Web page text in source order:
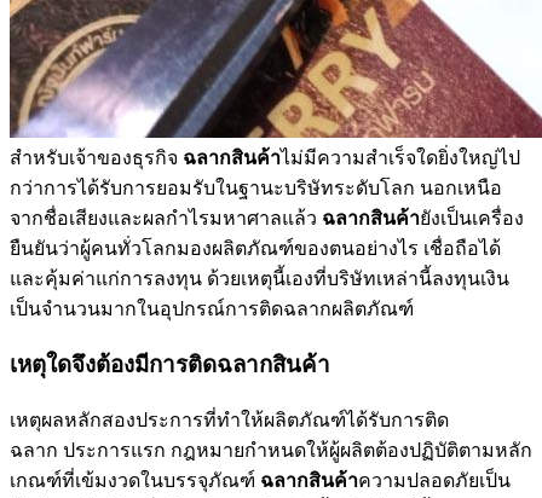
สำหรับเจ้าของธุรกิจ ฉลากสินค้าไม่มีความสำเร็จใดยิ่งใหญ่ไป
กว่าการได้รับการยอมรับในฐานะบริษัทระดับโลก นอกเหนือ
จากชื่อเสียงและผลกำไรมหาศาลแล้ว ฉลากสินค้ายังเป็นเครื่อง
ยืนยันว่าผู้คนทั่วโลกมองผลิตภัณฑ์ของตนอย่างไร เชื่อถือได้
และคุ้มค่าแก่การลงทุน ด้วยเหตุนี้เองที่บริษัทเหล่านี้ลงทุนเงิน
เป็นจำนวนมากในอุปกรณ์การติดฉลากผลิตภัณฑ์
เหตุใดจึงต้องมีการติดฉลากสินค้า
เหตุผลหลักสองประการที่ทำให้ผลิตภัณฑ์ได้รับการติด
ฉลาก ประการแรก กฎหมายกำหนดให้ผู้ผลิตต้องปฏิบัติตามหลัก
เกณฑ์ที่เข้มงวดในบรรจุภัณฑ์ ฉลากสินค้าความปลอดภัยเป็น